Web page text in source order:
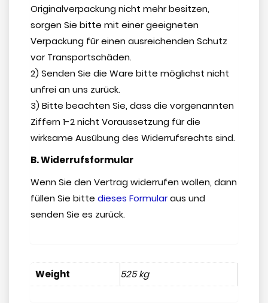
Originalverpackung nicht mehr besitzen,
sorgen Sie bitte mit einer geeigneten
Verpackung für einen ausreichenden Schutz
vor Transportschäden.
2) Senden Sie die Ware bitte möglichst nicht
unfrei an uns zurück.
3) Bitte beachten Sie, dass die vorgenannten
Ziffern 1-2 nicht Voraussetzung für die
wirksame Ausübung des Widerrufsrechts sind.
B. Widerrufsformular
Wenn Sie den Vertrag widerrufen wollen, dann
füllen Sie bitte dieses Formularaus und
senden Sie es zurück.
Weight 525 kg